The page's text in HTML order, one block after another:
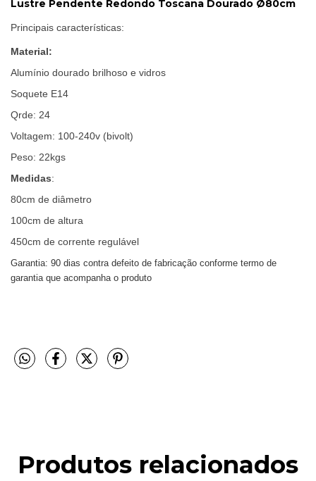
Lustre Pendente Redondo Toscana Dourado Ø80cm
Principais características:
Material:
Alumínio dourado brilhoso e vidros
Soquete E14
Qrde: 24
Voltagem: 100-240v (bivolt)
Peso: 22kgs
Medidas:
80cm de diâmetro
100cm de altura
450cm de corrente regulável
Garantia: 90 dias contra defeito de fabricação conforme termo de
garantia que acompanha o produto
Produtos relacionados